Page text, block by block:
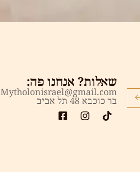
שאלות? אנחנו פה:
Mytholonisrael@gmail.com
בר כוכבא 48 תל אביב